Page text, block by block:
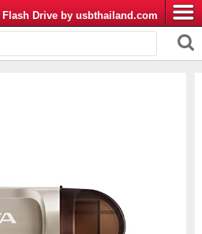
Flash Drive by usbthailand.com